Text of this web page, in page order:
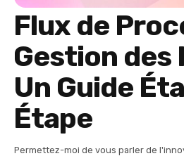
Flux de
Gestion des
Un Guide
Étape
Permettez-moi de vous parler de